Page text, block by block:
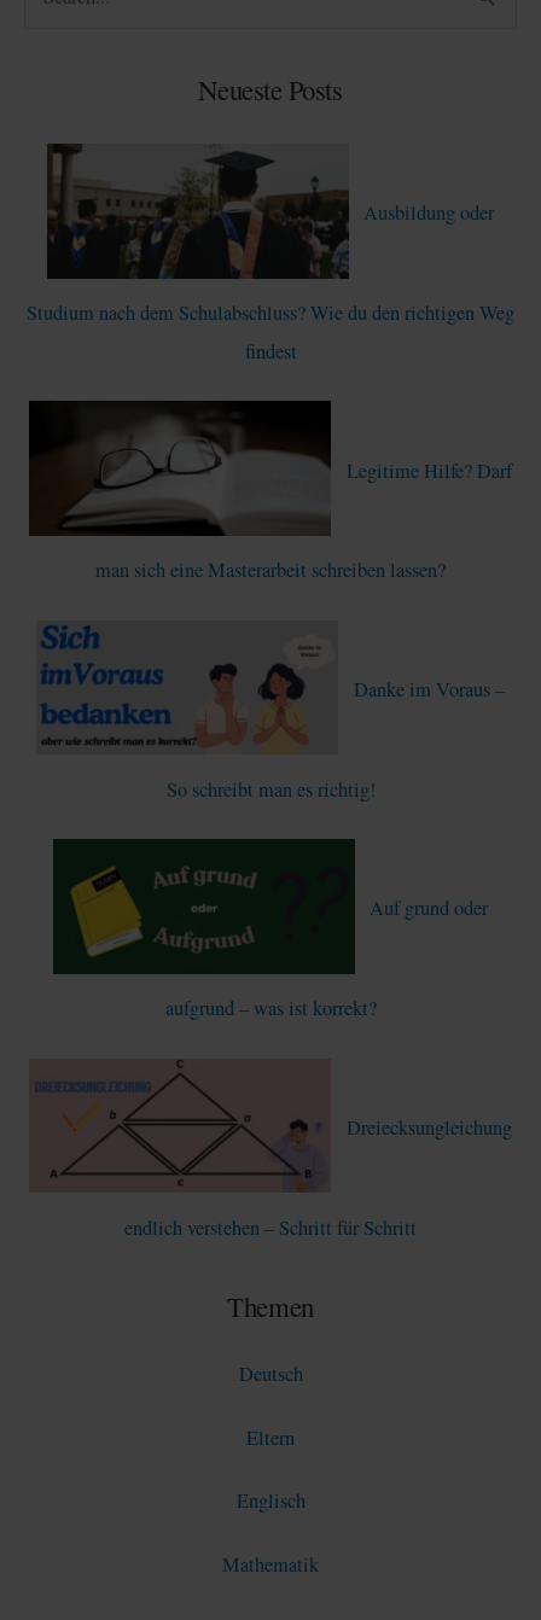
Neueste Posts
Ausbildung oder
Studium nach dem Schulabschluss? Wie du den richtigen Weg
findest
Legitime Hilfe? Darf
man sich eine Masterarbeit schreiben lassen?
Danke im Voraus –
So schreibt man es richtig!
Auf grund oder
aufgrund – was ist korrekt?
Dreiecksungleichung
endlich verstehen – Schritt für Schritt
Themen
Deutsch
Eltern
Englisch
Mathematik